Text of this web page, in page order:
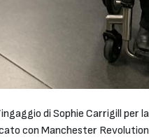
di Sophie Carrigill
con Manchester